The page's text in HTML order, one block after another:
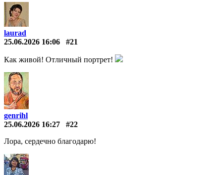
laurad
25.06.2026 16:06
#21
Как живой! Отличный портрет!
genrihl
25.06.2026 16:27
#22
Лора, сердечно благодарю!